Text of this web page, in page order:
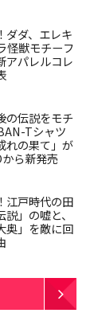
ダダ、エレキ
怪獣モチーフ
アパレルコレ
の伝説をモチ
Tシャツ
れの果て」が
ら新発売
江戸時代の田
」の嘘と、
奥」を敵に回